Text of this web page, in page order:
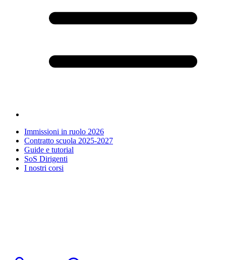
Immissioni in ruolo 2026
Contratto scuola 2025-2027
Guide e tutorial
SoS Dirigenti
I nostri corsi